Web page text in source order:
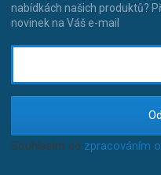
nabídkách našich produktů?
novinek na Váš e-mail
Souhlasím se zpracováním